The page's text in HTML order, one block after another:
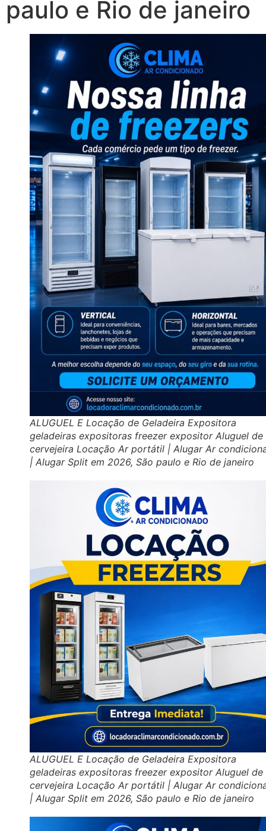
paulo e Rio de janeiro
ALUGUEL E Locação de Geladeira Expositora
geladeiras expositoras freezer expositor Aluguel de
cervejeira Locação Ar portátil | Alugar Ar
| Alugar Split em 2026, São paulo e Rio de janeiro
ALUGUEL E Locação de Geladeira Expositora
geladeiras expositoras freezer expositor Aluguel de
cervejeira Locação Ar portátil | Alugar Ar
| Alugar Split em 2026, São paulo e Rio de janeiro